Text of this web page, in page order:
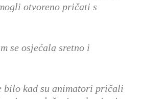
otvoreno pričati s
se osjećala sretno i
bilo kad su animatori pričali